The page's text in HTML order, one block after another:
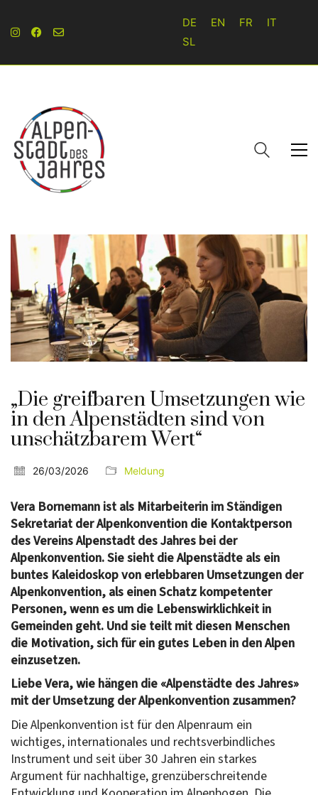
DE EN FR
IT
SL
„Die greifbaren Umsetzungen wie
in den Alpenstädten sind von
unschätzbarem Wert“
26/03/2026 Meldung
Vera Bornemann ist als Mitarbeiterin im Ständigen
Sekretariat der Alpenkonvention die Kontaktperson
des Vereins Alpenstadt des Jahres bei der
Alpenkonvention. Sie sieht die Alpenstädte als ein
buntes Kaleidoskop von erlebbaren Umsetzungen der
Alpenkonvention, als einen Schatz kompetenter
Personen, wenn es um die Lebenswirklichkeit in
Gemeinden geht. Und sie teilt mit diesen Menschen
die Motivation, sich für ein gutes Leben in den Alpen
einzusetzen.
Liebe Vera, wie hängen die «Alpenstädte des Jahres»
mit der Umsetzung der Alpenkonvention zusammen?
Die Alpenkonvention ist für den Alpenraum ein
wichtiges, internationales und rechtsverbindliches
Instrument und seit über 30 Jahren ein starkes
Argument für nachhaltige, grenzüberschreitende